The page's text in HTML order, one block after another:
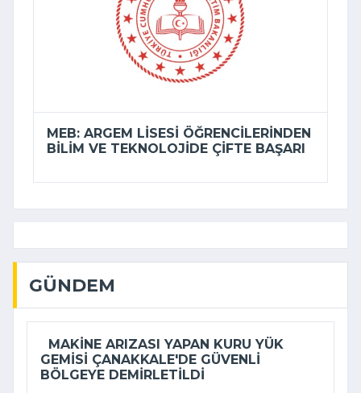
MEB: ARGEM LISESI ÖĞRENCILERINDEN
BILIM VE TEKNOLOJIDE ÇIFTE BAŞARI
GÜNDEM
MAKINE ARIZASI YAPAN KURU YÜK
GEMISI ÇANAKKALE'DE GÜVENLI
BÖLGEYE DEMIRLETILDI